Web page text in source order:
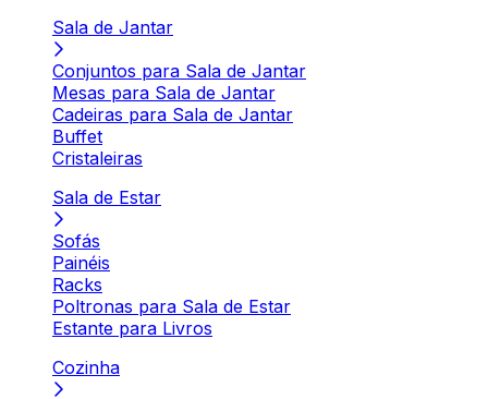
Sala de Jantar
Conjuntos para Sala de Jantar
Mesas para Sala de Jantar
Cadeiras para Sala de Jantar
Buffet
Cristaleiras
Sala de Estar
Sofás
Painéis
Racks
Poltronas para Sala de Estar
Estante para Livros
Cozinha